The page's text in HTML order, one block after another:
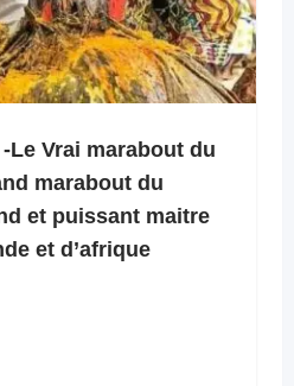
-Le Vrai marabout du
marabout du
et puissant maitre
et d’afrique